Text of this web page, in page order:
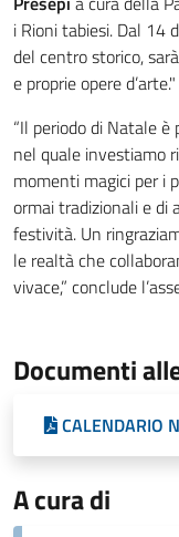
i Rioni tabiesi. Dal 14
del centro storico,
e proprie opere d’arte."
“Il periodo di Natale
nel quale investiamo
momenti magici per i
ormai tradizionali e di
festività. Un
le realtà che
vivace,” conclude
Documenti
CALENDARIO
A cura di